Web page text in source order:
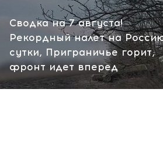
Сводка на 7 августа!
Рекордный налет на
сутки, Приграничье горит,
фронт идет вперед